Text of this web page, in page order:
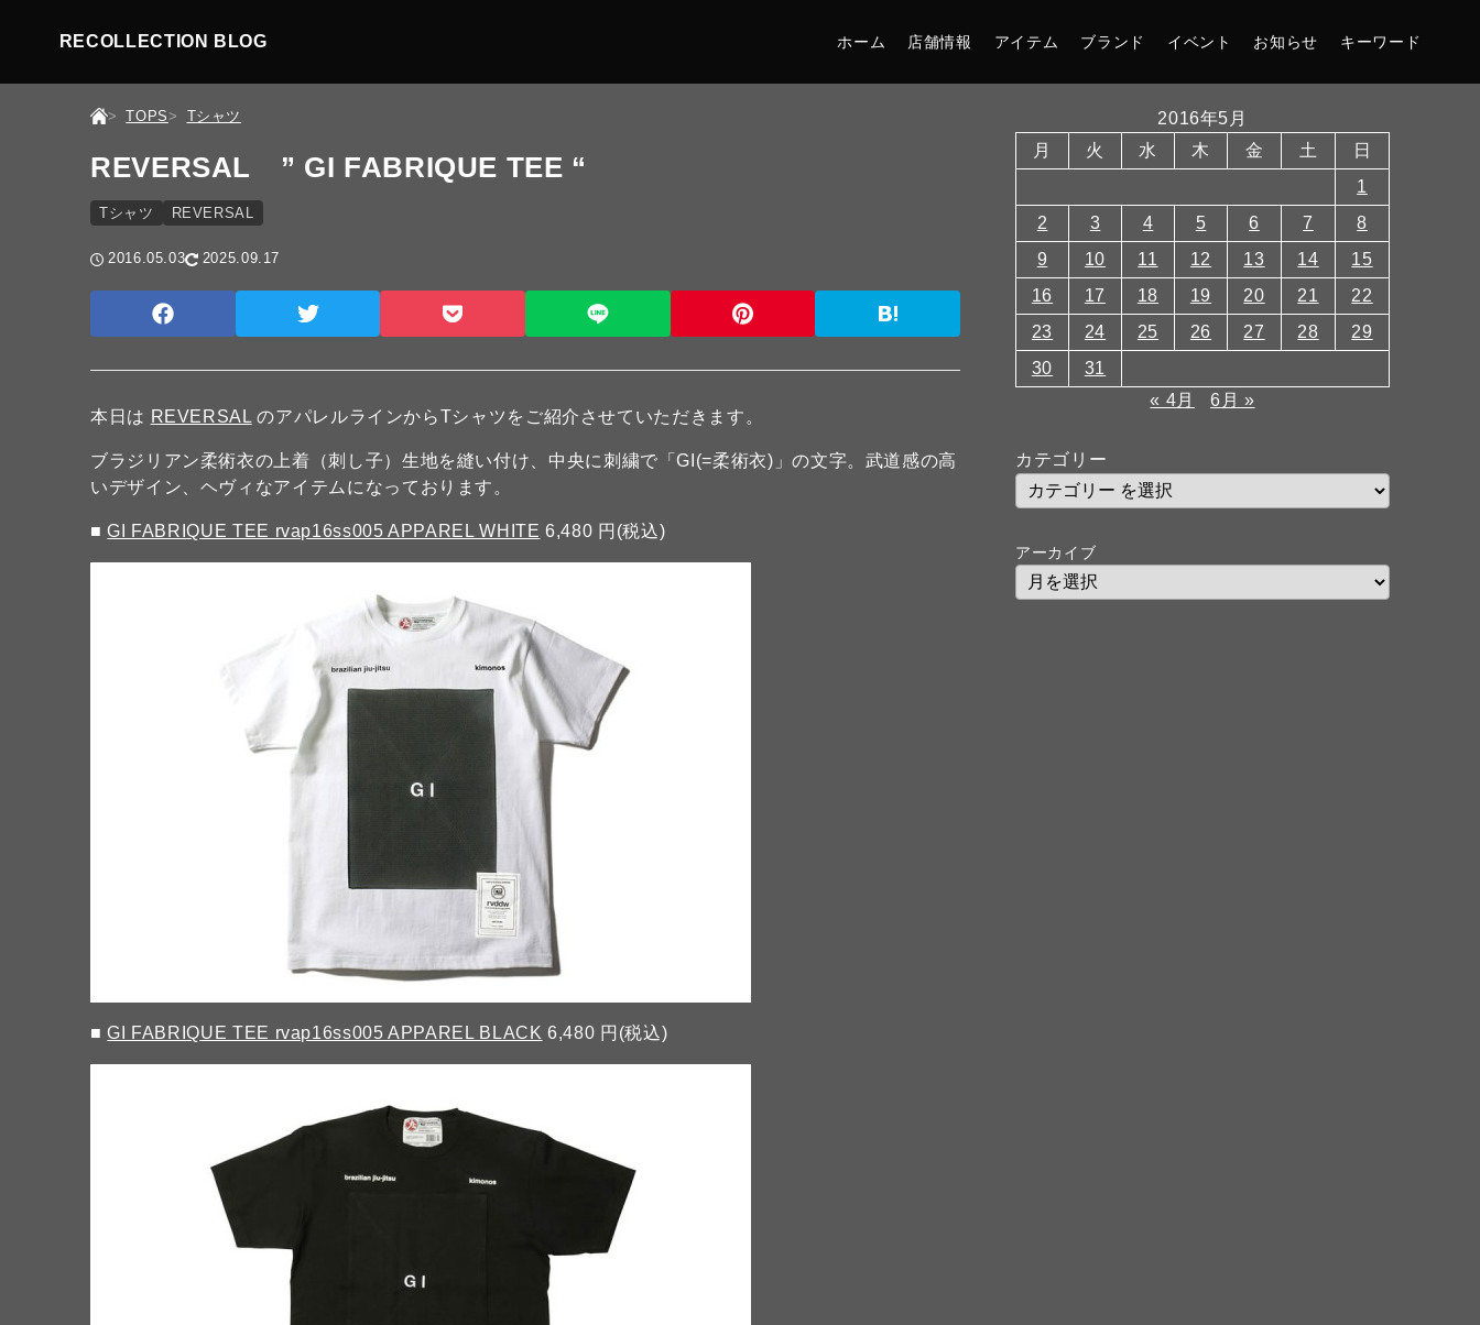
RECOLLECTION BLOG ホーム 店舗情報 アイテム ブランド イベント お知らせ キーワード
TOPS Tシャツ
REVERSAL ” GI FABRIQUE TEE “
Tシャツ REVERSAL
2016.05.03 2025.09.17
本日は REVERSAL のアパレルラインからTシャツをご紹介させていただきます。
ブラジリアン柔術衣の上着（刺し子）生地を縫い付け、中央に刺繍で「GI(=柔術衣)」の文字。武道感の高
いデザイン、ヘヴィなアイテムになっております。
■GI FABRIQUE TEE rvap16ss005 APPAREL WHITE 6,480 円(税込)
■GI FABRIQUE TEE rvap16ss005 APPAREL BLACK 6,480 円(税込)
2016年5月
月
火 水 木 金 土
日
1
2
3 4 5 6 7
8
9
10 11 12 13 14
15
16
17 18 19 20 21
22
23
24 25 26 27 28
29
30
31
« 4月
6月 »
カテゴリー
アーカイブ